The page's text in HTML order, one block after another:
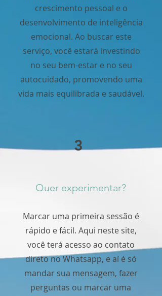
crescimento pessoal e o
desenvolvimento de inteligência
emocional. Ao buscar este
serviço, você estará investindo
no seu bem-estar e no seu
autocuidado, promovendo uma
vida mais equilibrada e saudável.
3
Quer experimentar?
Marcar uma primeira sessão é
rápido e fácil. Aqui neste site,
você terá acesso ao contato
direto no Whatsapp, e aí é só
mandar sua mensagem, fazer
perguntas ou marcar uma